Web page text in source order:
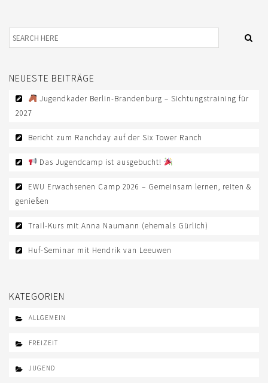
IMPRESSUM
SATZUNG/RECHTSORDNUNG
SPONSOR WERDEN
AUSBILDUNG TURNIERFACHLEUTE
EWU-SHOP
LOGIN
NEUESTE BEITRÄGE
Jugendkader Berlin-Brandenburg – Sichtungstraining für
2027
Bericht zum Ranchday auf der Six Tower Ranch
Das Jugendcamp ist ausgebucht!
EWU Erwachsenen Camp 2026 – Gemeinsam lernen, reiten &
genießen
Trail-Kurs mit Anna Naumann (ehemals Gürlich)
Huf-Seminar mit Hendrik van Leeuwen
KATEGORIEN
ALLGEMEIN
FREIZEIT
JUGEND